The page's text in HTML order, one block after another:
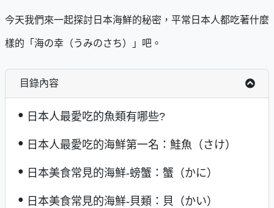
今天我們來一起探討日本海鮮的秘密，平常日本人都吃著什麼
樣的「海の幸（うみのさち）」吧。
目錄內容
日本人最愛吃的魚類有哪些?
日本人最愛吃的海鮮第一名：鮭魚（さけ）
日本美食常見的海鮮-螃蟹：蟹（かに）
日本美食常見的海鮮-貝類：貝（かい）